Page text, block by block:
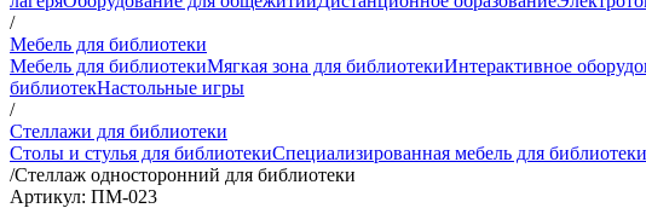
/
Мебель для библиотеки
Мебель для библиотекиМягкая зона для библиотекиИнтерактивное
библиотекНастольные игры
/
Стеллажи для библиотеки
Столы и стулья для библиотекиСпециализированная мебель для библиотеки
/Стеллаж односторонний для библиотеки
Артикул: ПМ-023